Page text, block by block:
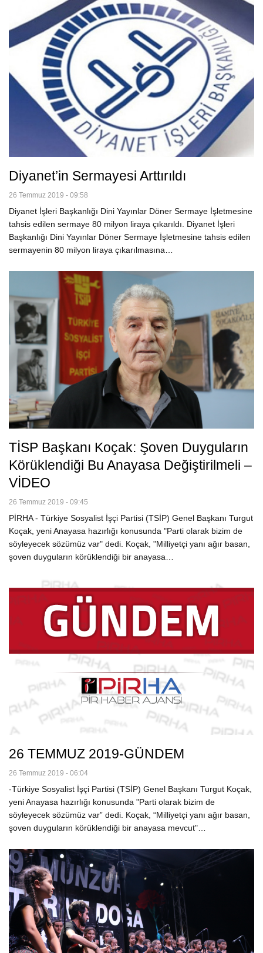
Diyanet’in Sermayesi Arttırıldı
26 Temmuz 2019 - 09:58
Diyanet İşleri Başkanlığı Dini Yayınlar Döner Sermaye İşletmesine
tahsis edilen sermaye 80 milyon liraya çıkarıldı. Diyanet İşleri
Başkanlığı Dini Yayınlar Döner Sermaye İşletmesine tahsis edilen
sermayenin 80 milyon liraya çıkarılmasına…
TİSP Başkanı Koçak: Şoven Duyguların
Körüklendiği Bu Anayasa Değiştirilmeli –
VİDEO
26 Temmuz 2019 - 09:45
PİRHA - Türkiye Sosyalist İşçi Partisi (TSİP) Genel Başkanı Turgut
Koçak, yeni Anayasa hazırlığı konusunda "Parti olarak bizim de
söyleyecek sözümüz var" dedi. Koçak, "Milliyetçi yanı ağır basan,
şoven duyguların körüklendiği bir anayasa…
26 TEMMUZ 2019-GÜNDEM
26 Temmuz 2019 - 06:04
-Türkiye Sosyalist İşçi Partisi (TSİP) Genel Başkanı Turgut Koçak,
yeni Anayasa hazırlığı konusunda "Parti olarak bizim de
söyleyecek sözümüz var” dedi. Koçak, “Milliyetçi yanı ağır basan,
şoven duyguların körüklendiği bir anayasa mevcut"…